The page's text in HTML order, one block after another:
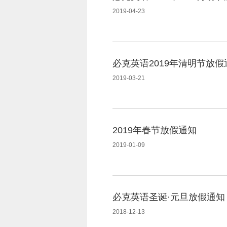
2019-04-23
必克英语2019年清明节放假
2019-03-21
2019年春节放假通知
2019-01-09
必克英语圣诞·元旦放假通知
2018-12-13